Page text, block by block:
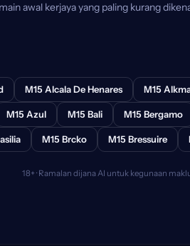
awal kerjaya yang paling kurang
M15 Alcala De Henares M15
M15 Azul M15 Bali M15 Bergamo
M15 Brcko M15 Bressuire
18+ · Ramalan dijana AI untuk kegunaan